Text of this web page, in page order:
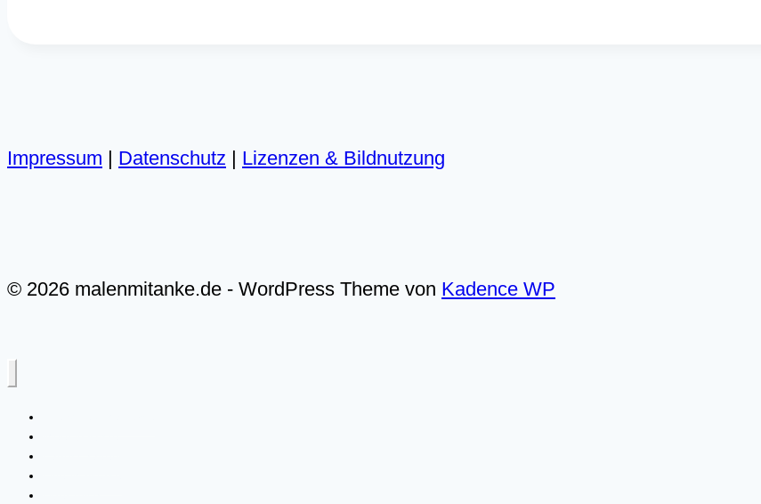
Impressum | Datenschutz | Lizenzen & Bildnutzung
© 2026 malenmitanke.de - WordPress Theme von Kadence WP